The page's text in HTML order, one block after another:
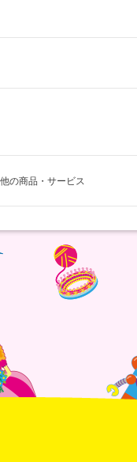
の商品・サービス